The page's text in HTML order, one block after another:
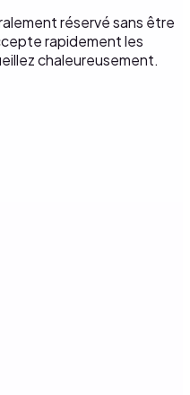
réservé sans être
rapidement les
chaleureusement.